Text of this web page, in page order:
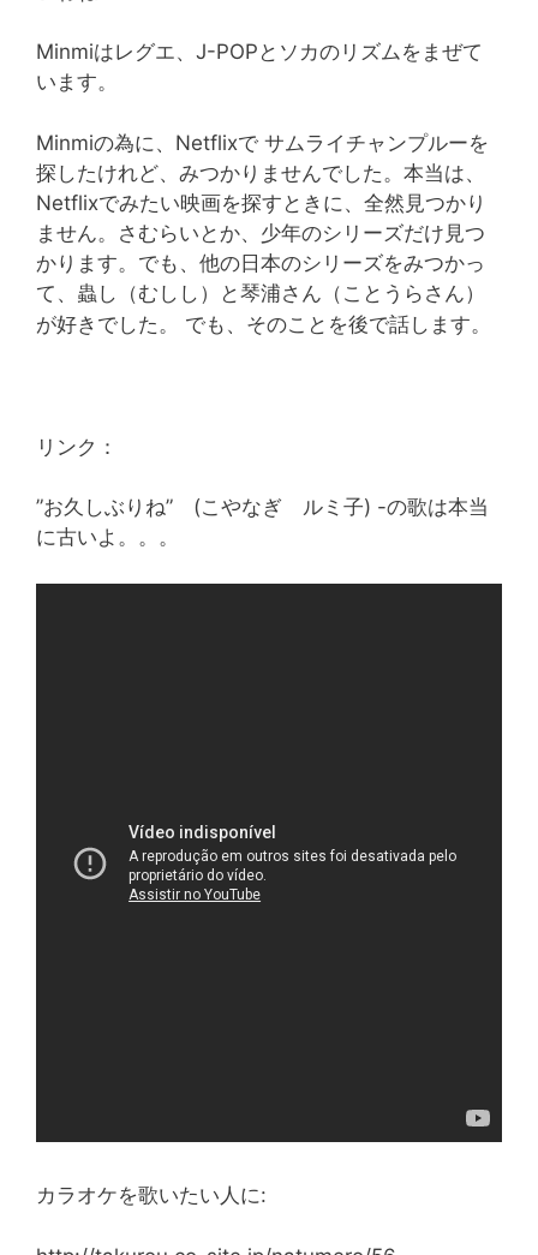
Minmiはレグエ、J-POPとソカのリズムをまぜて
います。
Minmiの為に、Netflixで サムライチャンプルーを
探したけれど、みつかりませんでした。本当は、
Netflixでみたい映画を探すときに、全然見つかり
ません。さむらいとか、少年のシリーズだけ見つ
かります。でも、他の日本のシリーズをみつかっ
て、蟲し（むしし）と琴浦さん（ことうらさん）
が好きでした。
でも、そのことを後で話します。
リンク：
”お久しぶりね” (こやなぎ ルミ子) -の歌は本当
に古いよ。。。
カラオケを歌いたい人に: